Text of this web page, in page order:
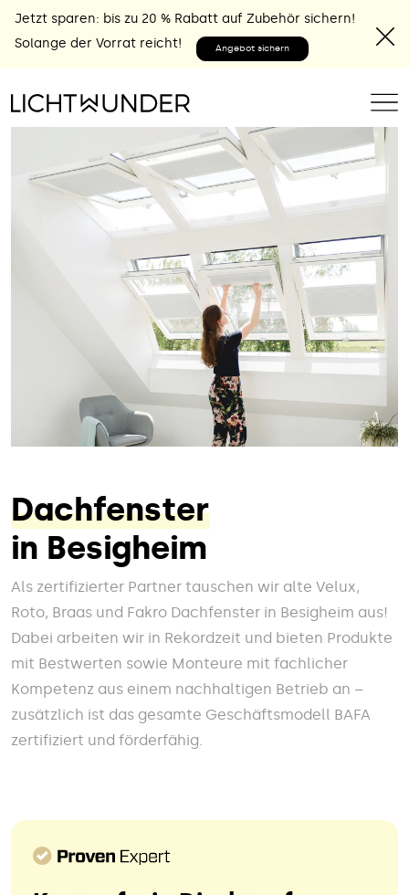
Jetzt sparen: bis zu 20 % Rabatt auf Zubehör sichern!
Solange der Vorrat reicht!
Angebot sichern
Dachfenster
in Besigheim
Als zertifizierter Partner tauschen wir alte Velux,
Roto, Braas und Fakro Dachfenster in Besigheim aus!
Dabei arbeiten wir in Rekordzeit und bieten Produkte
mit Bestwerten sowie Monteure mit fachlicher
Kompetenz aus einem nachhaltigen Betrieb an –
zusätzlich ist das gesamte Geschäftsmodell BAFA
zertifiziert und förderfähig.